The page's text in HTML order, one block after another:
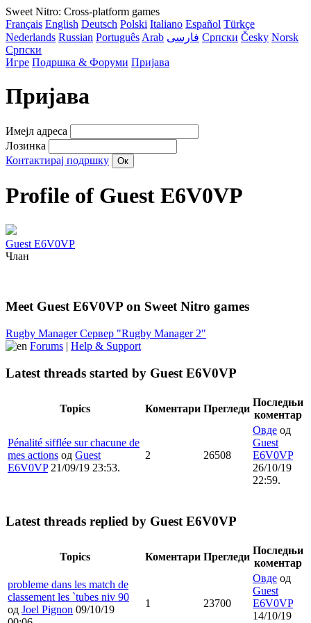
Sweet Nitro: Cross-platform games
Français English Deutsch Polski Italiano Español Türkçe
Nederlands Russian Português Arab فارسی Српски Česky Norsk
Српски
Игре Подршка & Форуми Пријава
Пријава
Имејл адреса
Лозинка
Контактирај подршку
Profile of Guest E6V0VP
Guest E6V0VP
Члан
Meet Guest E6V0VP on Sweet Nitro games
Rugby Manager Сервер "Rugby Manager 2"
Forums | Help & Support
Latest threads started by Guest E6V0VP
Topics Коментари Прегледи
Последњи
коментар
Pénalité sifflée sur chacune de
mes actions од Guest
E6V0VP21/09/19 23:53.
2 26508
Овде од
Guest
E6V0VP
26/10/19
22:59.
Latest threads replied by Guest E6V0VP
Topics Коментари Прегледи
Последњи
коментар
probleme dans les match de
classement les `tubes niv 90
од Joel Pignon 09/10/19
1 23700
Овде од
Guest
E6V0VP
14/10/19